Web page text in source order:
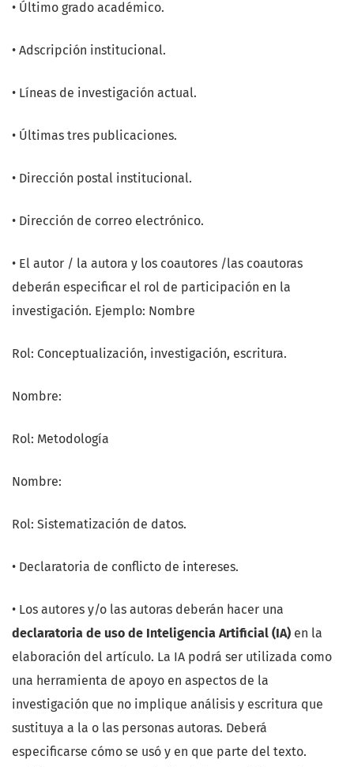
• Último grado académico.
• Adscripción institucional.
• Líneas de investigación actual.
• Últimas tres publicaciones.
• Dirección postal institucional.
• Dirección de correo electrónico.
• El autor / la autora y los coautores /las coautoras
deberán especificar el rol de participación en la
investigación. Ejemplo: Nombre
Rol: Conceptualización, investigación, escritura.
Nombre:
Rol: Metodología
Nombre:
Rol: Sistematización de datos.
• Declaratoria de conflicto de intereses.
• Los autores y/o las autoras deberán hacer una
declaratoria de uso de Inteligencia Artificial (IA) en la
elaboración del artículo. La IA podrá ser utilizada como
una herramienta de apoyo en aspectos de la
investigación que no implique análisis y escritura que
sustituya a la o las personas autoras. Deberá
especificarse cómo se usó y en que parte del texto.